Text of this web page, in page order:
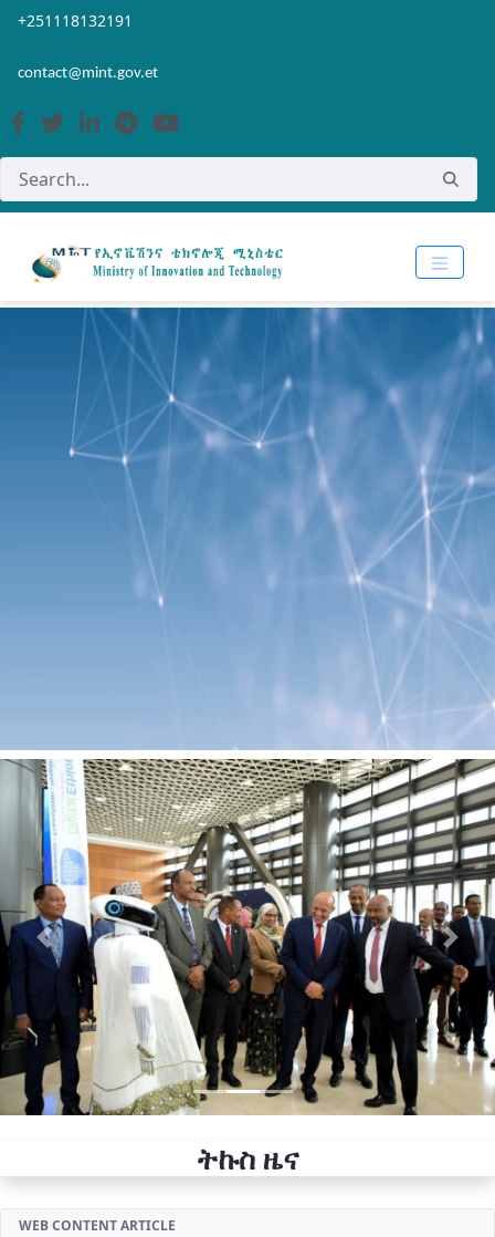
Skip to Main Content
Open Accessibility Menu
+251118132191
contact@mint.gov.et
Previous Next
ትኩስ ዜና
WEB CONTENT ARTICLE